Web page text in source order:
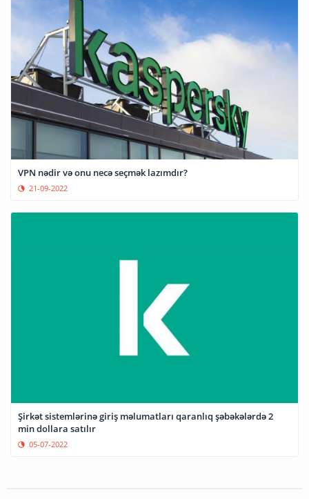
VPN nədir və onu necə seçmək lazımdır?
21-09-2022
Şirkət sistemlərinə giriş məlumatları qaranlıq şəbəkələrdə 2
min dollara satılır
05-07-2022